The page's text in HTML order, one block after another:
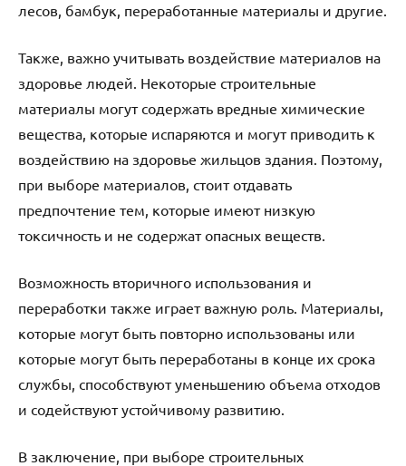
лесов, бамбук, переработанные материалы и другие.
Также, важно учитывать воздействие материалов на
здоровье людей. Некоторые строительные
материалы могут содержать вредные химические
вещества, которые испаряются и могут приводить к
воздействию на здоровье жильцов здания. Поэтому,
при выборе материалов, стоит отдавать
предпочтение тем, которые имеют низкую
токсичность и не содержат опасных веществ.
Возможность вторичного использования и
переработки также играет важную роль. Материалы,
которые могут быть повторно использованы или
которые могут быть переработаны в конце их срока
службы, способствуют уменьшению объема отходов
и содействуют устойчивому развитию.
В заключение, при выборе строительных